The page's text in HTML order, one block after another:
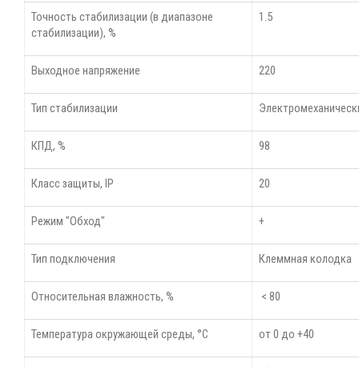
Точность стабилизации (в диапазоне
стабилизации), %
1.5
Выходное напряжение 220
Тип стабилизации
КПД, % 98
Класс защиты, IP 20
Режим "Обход" +
Тип подключения Клеммная колодка
Относительная влажность, % < 80
Температура окружающей среды, °С от 0 до +40